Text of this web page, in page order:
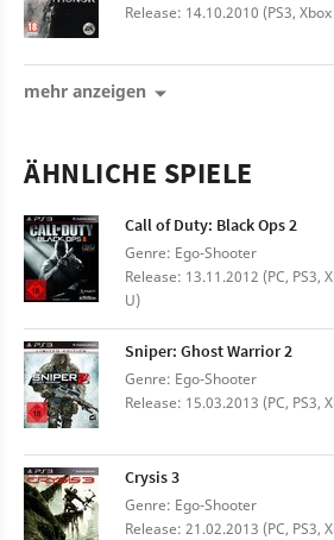
Release: 14.10.2010 (PS3,
mehr anzeigen
ÄHNLICHE SPIELE
Call of Duty: Black Ops 2
Genre: Ego-Shooter
Release: 13.11.2012 (PC, PS3,
U)
Sniper: Ghost Warrior 2
Genre: Ego-Shooter
Release: 15.03.2013 (PC, PS3,
Crysis 3
Genre: Ego-Shooter
Release: 21.02.2013 (PC, PS3,